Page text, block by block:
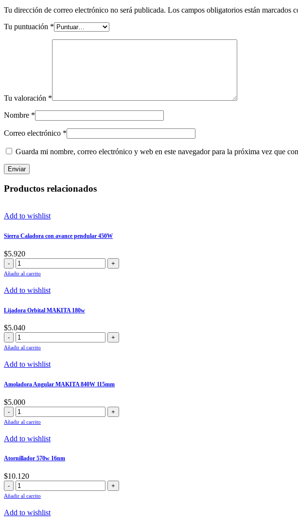
Tu dirección de correo electrónico no será publicada. Los campos obligatorios están marcados
Tu puntuación *
Tu valoración *
Nombre *
Correo electrónico *
Guarda mi nombre, correo electrónico y web en este navegador para la próxima vez que
Productos relacionados
Add to wishlist
Sierra Caladora con avance pendular 450W
$5.920
Sierra
Caladora
avance
cantidad
Añadir al carrito
Add to wishlist
Lijadora Orbital MAKITA 180w
$5.040
Lijadora
Orbital
180w
Añadir al carrito
Add to wishlist
Amoladora Angular MAKITA 840W 115mm
$5.000
Amoladora
Angular
840W
cantidad
Añadir al carrito
Add to wishlist
Atornillador 570w 16nm
$10.120
Atornillador
570w
cantidad
Añadir al carrito
Add to wishlist